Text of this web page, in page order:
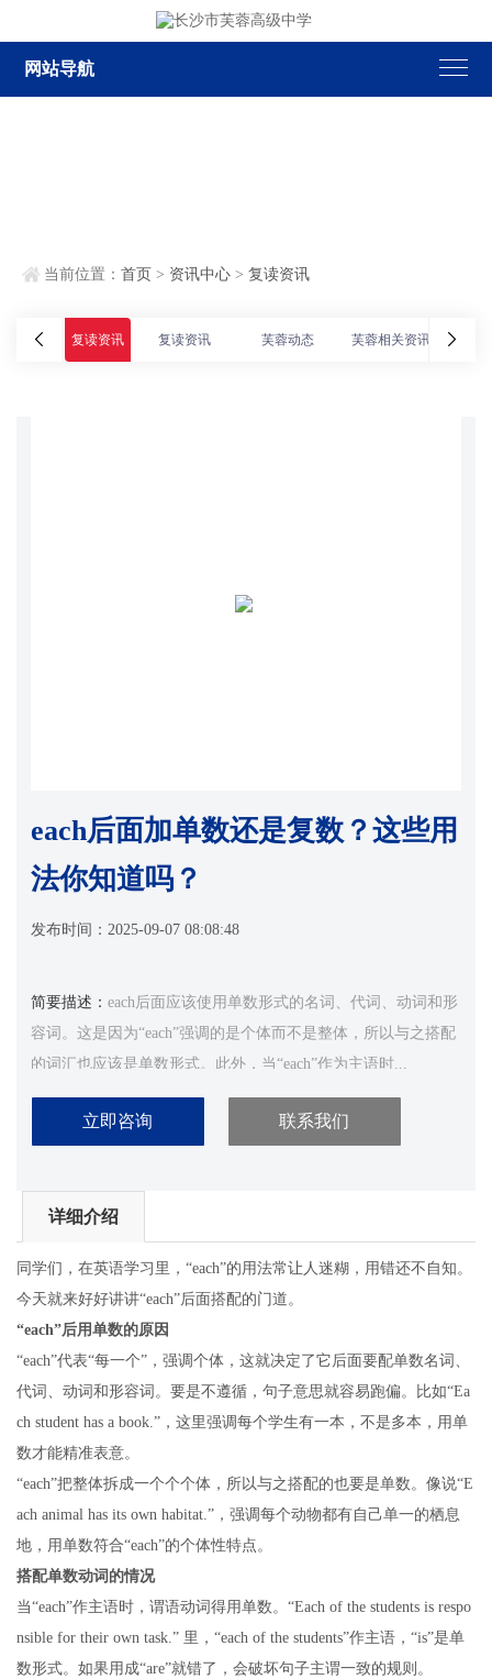
网站导航
当前位置：首页 > 资讯中心 >复读资讯
复读资讯 复读资讯 芙蓉动态 芙蓉相关资讯
each后面加单数还是复数？这些用
法你知道吗？
发布时间： 2025-09-07 08:08:48
简要描述： each后面应该使用单数形式的名词、代词、动词和形
容词。这是因为“each”强调的是个体而不是整体，所以与之搭配
的词汇也应该是单数形式。此外，当“each”作为主语时...
立即咨询 联系我们
详细介绍
同学们，在英语学习里，“each”的用法常让人迷糊，用错还不自知。
今天就来好好讲讲“each”后面搭配的门道。
“each”后用单数的原因
“each”代表“每一个”，强调个体，这就决定了它后面要配单数名词、
代词、动词和形容词。要是不遵循，句子意思就容易跑偏。比如“Ea
ch student has a book.”，这里强调每个学生有一本，不是多本，用单
数才能精准表意。
“each”把整体拆成一个个个体，所以与之搭配的也要是单数。像说“E
ach animal has its own habitat.”，强调每个动物都有自己单一的栖息
地，用单数符合“each”的个体性特点。
搭配单数动词的情况
当“each”作主语时，谓语动词得用单数。“Each of the students is respo
nsible for their own task.” 里，“each of the students”作主语，“is”是单
数形式。如果用成“are”就错了，会破坏句子主谓一致的规则。